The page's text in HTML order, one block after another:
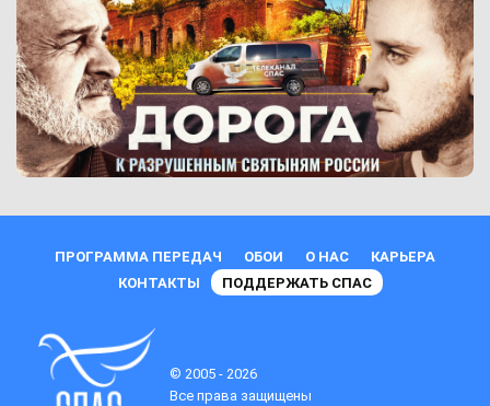
ПРОГРАММА ПЕРЕДАЧ ОБОИ О НАС
КАРЬЕРА
КОНТАКТЫ
ПОДДЕРЖАТЬ СПАС
© 2005 - 2026
Все права защищены